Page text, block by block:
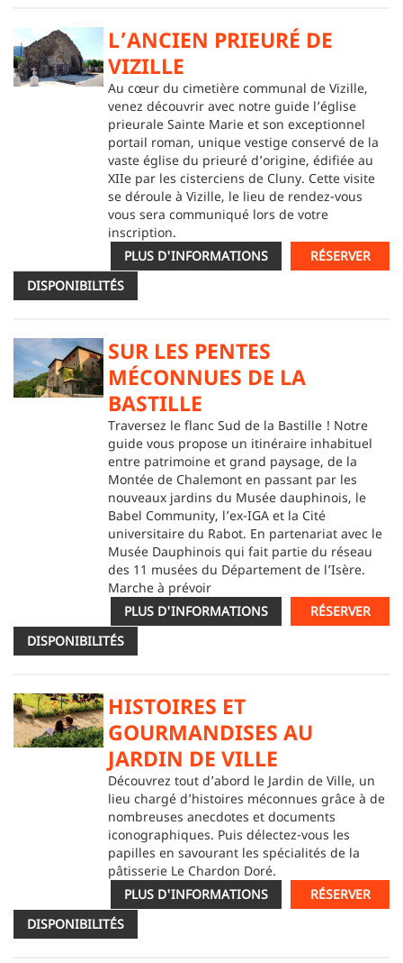
L’ANCIEN PRIEURÉ DE
VIZILLE
Au cœur du cimetière communal de Vizille,
venez découvrir avec notre guide l’église
prieurale Sainte Marie et son exceptionnel
portail roman, unique vestige conservé de la
vaste église du prieuré d’origine, édifiée au
XIIe par les cisterciens de Cluny. Cette visite
se déroule à Vizille, le lieu de rendez-vous
vous sera communiqué lors de votre
inscription.
PLUS D'INFORMATIONS
RÉSERVER
DISPONIBILITÉS
SUR LES PENTES
MÉCONNUES DE LA
BASTILLE
Traversez le flanc Sud de la Bastille ! Notre
guide vous propose un itinéraire inhabituel
entre patrimoine et grand paysage, de la
Montée de Chalemont en passant par les
nouveaux jardins du Musée dauphinois, le
Babel Community, l’ex-IGA et la Cité
universitaire du Rabot. En partenariat avec le
Musée Dauphinois qui fait partie du réseau
des 11 musées du Département de l’Isère.
Marche à prévoir
PLUS D'INFORMATIONS
RÉSERVER
DISPONIBILITÉS
HISTOIRES ET
GOURMANDISES AU
JARDIN DE VILLE
Découvrez tout d’abord le Jardin de Ville, un
lieu chargé d’histoires méconnues grâce à de
nombreuses anecdotes et documents
iconographiques. Puis délectez-vous les
papilles en savourant les spécialités de la
pâtisserie Le Chardon Doré.
PLUS D'INFORMATIONS
RÉSERVER
DISPONIBILITÉS